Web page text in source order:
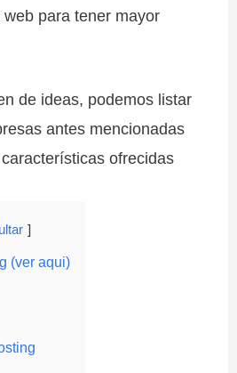
para tener mayor
de ideas, podemos listar
antes mencionadas
ofrecidas
(ver aqui)